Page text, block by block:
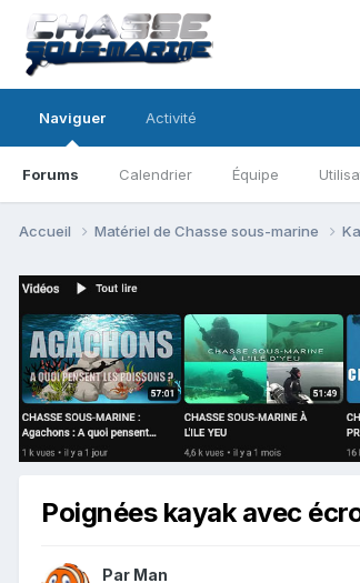
Naviguer
Forums Calendrier Équipe
Activité
Accueil Matériel de Chasse sous-marine
Poignées kayak avec
Par Man